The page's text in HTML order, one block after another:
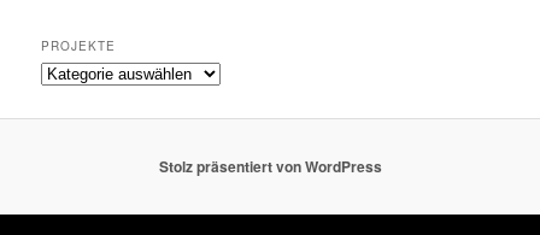
PROJEKTE
Projekte
Stolz präsentiert von WordPress